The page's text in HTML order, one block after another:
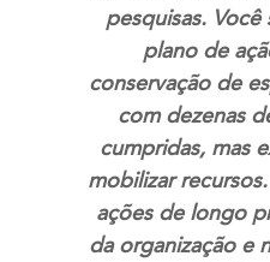
pesquisas.
plano de
conservação de
com dezenas
cumpridas, mas
mobilizar
ações de longo
da organização e